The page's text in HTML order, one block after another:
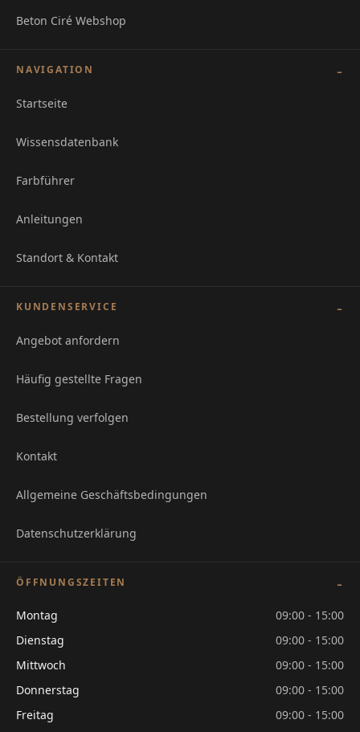
Beton Ciré Webshop
NAVIGATION
Startseite
Wissensdatenbank
Farbführer
Anleitungen
Standort & Kontakt
KUNDENSERVICE
Angebot anfordern
Häufig gestellte Fragen
Bestellung verfolgen
Kontakt
Allgemeine Geschäftsbedingungen
Datenschutzerklärung
ÖFFNUNGSZEITEN
Montag
09:00 - 15:00
Dienstag
09:00 - 15:00
Mittwoch
09:00 - 15:00
Donnerstag
09:00 - 15:00
Freitag
09:00 - 15:00